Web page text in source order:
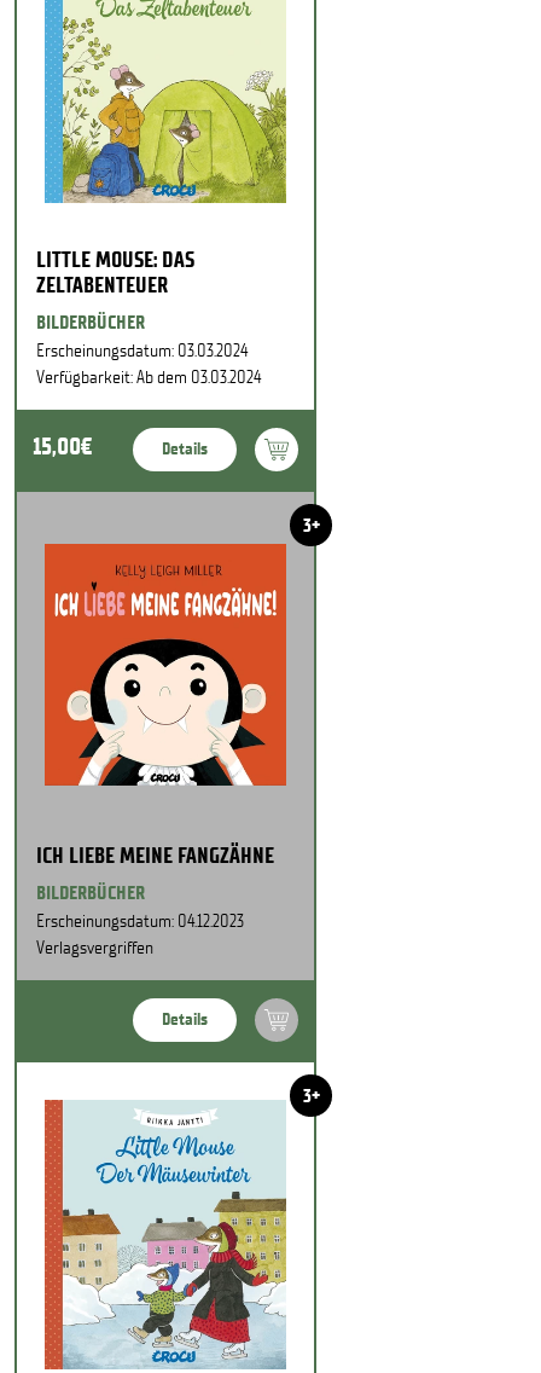
LITTLE MOUSE: DAS
ZELTABENTEUER
BILDERBÜCHER
Erscheinungsdatum: 03.03.2024
Verfügbarkeit: Ab dem 03.03.2024
15,00€ Details
3+
ICH LIEBE MEINE FANGZÄHNE
BILDERBÜCHER
Erscheinungsdatum: 04.12.2023
Verlagsvergriffen
Details
3+